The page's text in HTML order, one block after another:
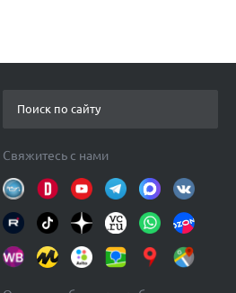
Свяжитесь с нами